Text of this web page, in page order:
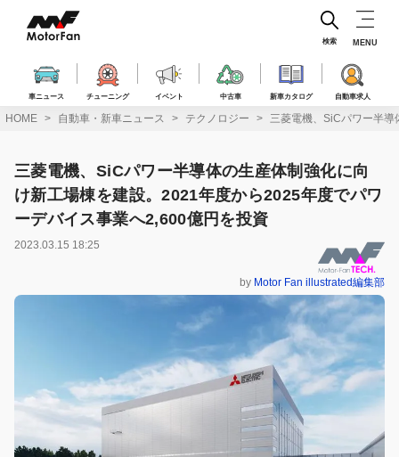
ス
車ニュース チューニング イベント 中古車 新車カタログ 自動車求人
検索 MENU
HOME 自動車・新車ニュース テクノロジー 三菱電機、SiCパワー半
三菱電機、SiCパワー半導体の生産体制強化に向
け新工場棟を建設。2021年度から2025年度でパワ
ーデバイス事業へ2,600億円を投資
2023.03.15 18:25
by Motor Fan illustrated編集部